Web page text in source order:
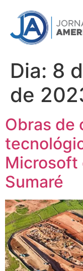
Dia: 8
de
Obras de
Microsoft
Sumaré